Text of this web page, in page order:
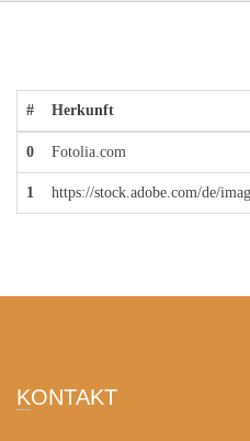
# Herkunft
0 Fotolia.com
1 https://stock.adobe.com/de/
KONTAKT